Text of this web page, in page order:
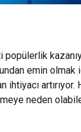
emin
neden